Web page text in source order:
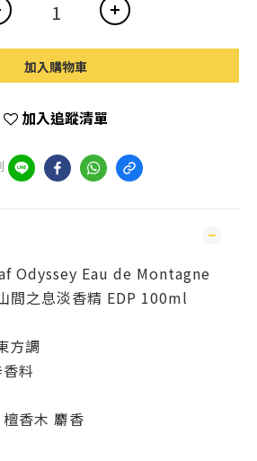
加入購物車
加入追蹤清單
Odyssey Eau de Montagne
之息淡香精 EDP 100ml
方調
料
香木 麝香